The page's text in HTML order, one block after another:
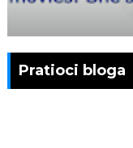
Pratioci bloga